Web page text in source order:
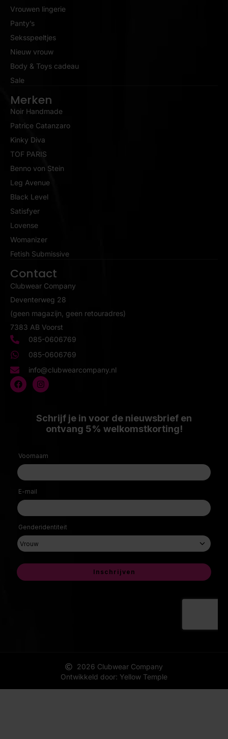
Vrouwen lingerie
Panty’s
Seksspeeltjes
Nieuw vrouw
Body & Toys cadeau
Sale
Merken
Noir Handmade
Patrice Catanzaro
Kinky Diva
TOF PARIS
Benno von Stein
Leg Avenue
Black Level
Satisfyer
Lovense
Womanizer
Fetish Submissive
Contact
Clubwear Company
Deventerweg 28
(geen magazijn, geen retouradres)
7383 AB Voorst
085-0606769
085-0606769
info@clubwearcompany.nl
2026 Clubwear Company
Ontwikkeld door: Yellow Temple